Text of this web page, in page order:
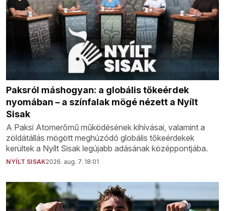
Paksról máshogyan: a globális tőkeérdek
nyomában – a színfalak mögé nézett a Nyílt
Sisak
A Paksi Atomerőmű működésének kihívásai, valamint a
zöldátállás mögött meghúzódó globális tőkeérdekek
kerültek a Nyílt Sisak legújabb adásának középpontjába.
NYÍLT SISAK2026. aug. 7. 18:01